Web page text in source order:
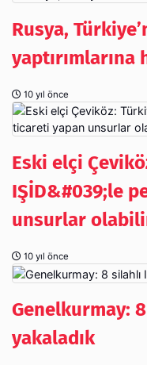
Rusya,
yaptırımlarına
10 yıl önce
Eski elçi
IŞİD&#039;le
unsurlar
10 yıl önce
Genelkurmay:
yakaladık